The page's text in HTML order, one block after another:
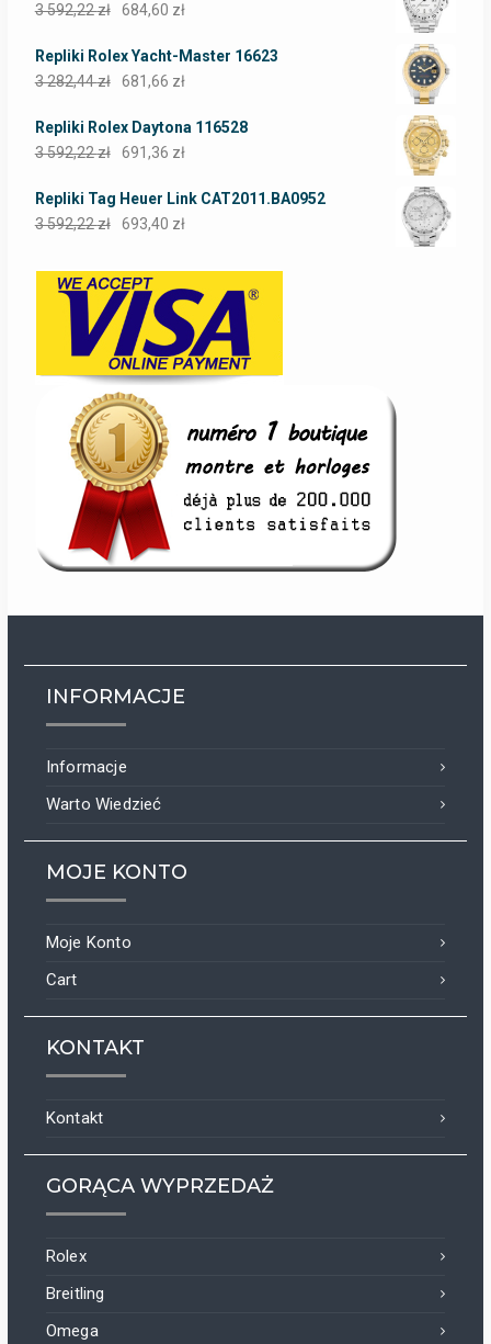
3 592,22zł 684,60 zł
Repliki Rolex Yacht-Master 16623
3 282,44zł 681,66 zł
Repliki Rolex Daytona 116528
3 592,22zł 691,36 zł
Repliki Tag Heuer Link CAT2011.BA0952
3 592,22zł 693,40 zł
INFORMACJE
Informacje
Warto Wiedzieć
MOJE KONTO
Moje Konto
Cart
KONTAKT
Kontakt
GORĄCA WYPRZEDAŻ
Rolex
Breitling
Omega